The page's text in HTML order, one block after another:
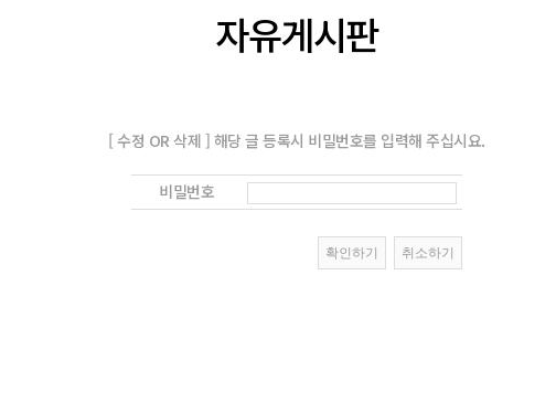
자유게시판
[ 수정 OR 삭제 ] 해당 글 등록시 비밀번호를 입력해 주십시요.
비밀번호